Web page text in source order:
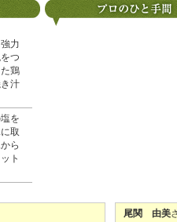
力
つ
鶏
汁
を
取
ら
ト
尾関 由美